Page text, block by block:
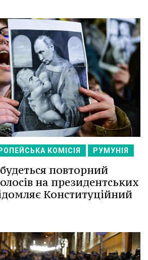
КОМІСІЯ РУМУНІЯ
повторний
на президентських
Конституційний